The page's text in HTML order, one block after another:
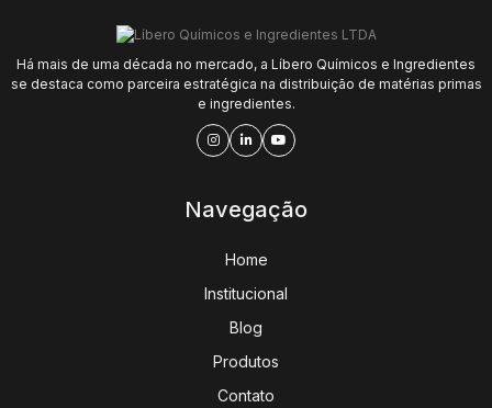
Há mais de uma década no mercado, a Líbero Químicos e Ingredientes
se destaca como parceira estratégica na distribuição de matérias primas
e ingredientes.
Navegação
Home
Institucional
Blog
Produtos
Contato